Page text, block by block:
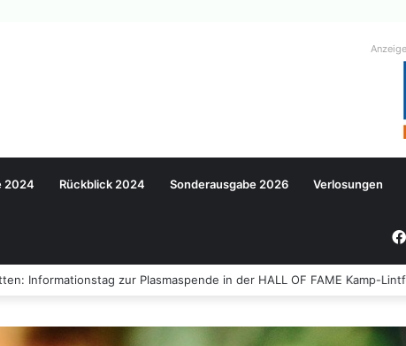
Anzeige
2024 Rückblick 2024 Sonderausgabe 2026 Verlosungen
Informationstag zur Plasmaspende in der HALL OF FAME Kamp-